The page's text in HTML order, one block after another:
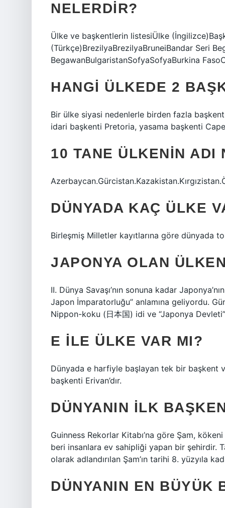
NELERDIR?
Ülke ve başkentlerin listesiÜlke
(Türkçe)BrezilyaBrezilyaBruneiBandar Seri
BegawanBulgaristanSofyaSofyaBurkina
HANGI ÜLKEDE 2
Bir ülke siyasi nedenlerle birden fazla
idari başkenti Pretoria, yasama başkenti
10 TANE ÜLKENIN ADI
DÜNYADA KAÇ ÜLKE
Birleşmiş Milletler kayıtlarına göre dünyada
JAPONYA OLAN
II. Dünya Savaşı’nın sonuna kadar
Japon İmparatorluğu” anlamına geliyordu.
Nippon-koku (日本国) idi ve “Japonya
E ILE ÜLKE VAR MI?
Dünyada e harfiyle başlayan tek bir başkent
başkenti Erivan’dır.
DÜNYANIN ILK
Guinness Rekorlar Kitabı’na göre Şam,
beri insanlara ev sahipliği yapan bir şehirdir.
olarak adlandırılan Şam’ın tarihi 8. yüzyıla
DÜNYANIN EN BÜYÜK